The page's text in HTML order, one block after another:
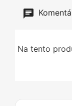
Na tento